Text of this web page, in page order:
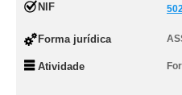
NIF
Forma jurídica
Atividade